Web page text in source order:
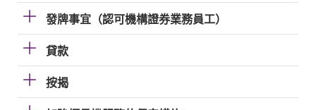
發牌事宜（認可機構證券業務員工）
貸款
按揭